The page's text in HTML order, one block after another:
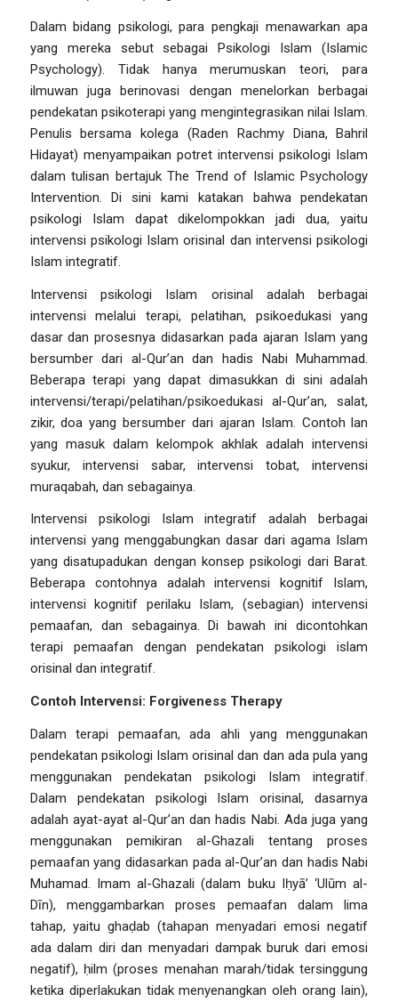
Dalam bidang psikologi, para pengkaji menawarkan apa
yang mereka sebut sebagai Psikologi Islam(Islamic
Psychology). Tidak hanya merumuskan teori, para
ilmuwan juga berinovasi dengan menelorkan berbagai
pendekatan psikoterapi yang mengintegrasikan nilai Islam.
Penulis bersama kolega (Raden Rachmy Diana, Bahril
Hidayat) menyampaikan potret intervensi psikologi Islam
dalam tulisan bertajukThe Trend of Islamic Psychology
Intervention. Di sini kami katakan bahwa pendekatan
psikologi Islam dapat dikelompokkan jadi dua, yaitu
intervensi psikologi Islam orisinal dan intervensi psikologi
Islam integratif.
Intervensi psikologi Islam orisinal adalah berbagai
intervensi melalui terapi, pelatihan, psikoedukasi yang
dasar dan prosesnya didasarkan pada ajaran Islam yang
bersumber dari al-Qur’an dan hadis Nabi Muhammad.
Beberapa terapi yang dapat dimasukkan di sini adalah
intervensi/terapi/pelatihan/psikoedukasi al-Qur’an, salat,
zikir, doa yang bersumber dari ajaran Islam. Contoh lan
yang masuk dalam kelompok akhlak adalah intervensi
syukur, intervensi sabar, intervensi tobat, intervensi
muraqabah, dan sebagainya.
Intervensi psikologi Islam integratif adalah berbagai
intervensi yang menggabungkan dasar dari agama Islam
yang disatupadukan dengan konsep psikologi dari Barat.
Beberapa contohnya adalah intervensi kognitif Islam,
intervensi kognitif perilaku Islam, (sebagian) intervensi
pemaafan, dan sebagainya. Di bawah ini dicontohkan
terapi pemaafan dengan pendekatan psikologi islam
orisinal dan integratif.
Contoh Intervensi: Forgiveness Therapy
Dalam terapi pemaafan, ada ahli yang menggunakan
pendekatan psikologi Islam orisinal dan dan ada pula yang
menggunakan pendekatan psikologi Islam integratif.
Dalam pendekatan psikologi Islam orisinal, dasarnya
adalah ayat-ayat al-Qur’an dan hadis Nabi. Ada juga yang
menggunakan pemikiran al-Ghazali tentang proses
pemaafan yang didasarkan pada al-Qur’an dan hadis Nabi
Muhamad. Imam al-Ghazali (dalam buku Iḥyā’ ‘Ulūm al-
Dīn), menggambarkan proses pemaafan dalam lima
tahap, yaitu ghaḍab (tahapan menyadari emosi negatif
ada dalam diri dan menyadari dampak buruk dari emosi
negatif), ḥilm(proses menahan marah/tidak tersinggung
ketika diperlakukan tidak menyenangkan oleh orang lain),